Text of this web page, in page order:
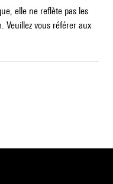
elle ne reflète pas les
Veuillez vous référer aux